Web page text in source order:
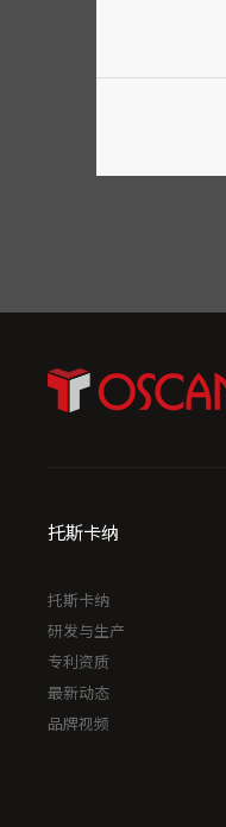
托斯卡纳
托斯卡纳
研发与生产
专利资质
最新动态
品牌视频